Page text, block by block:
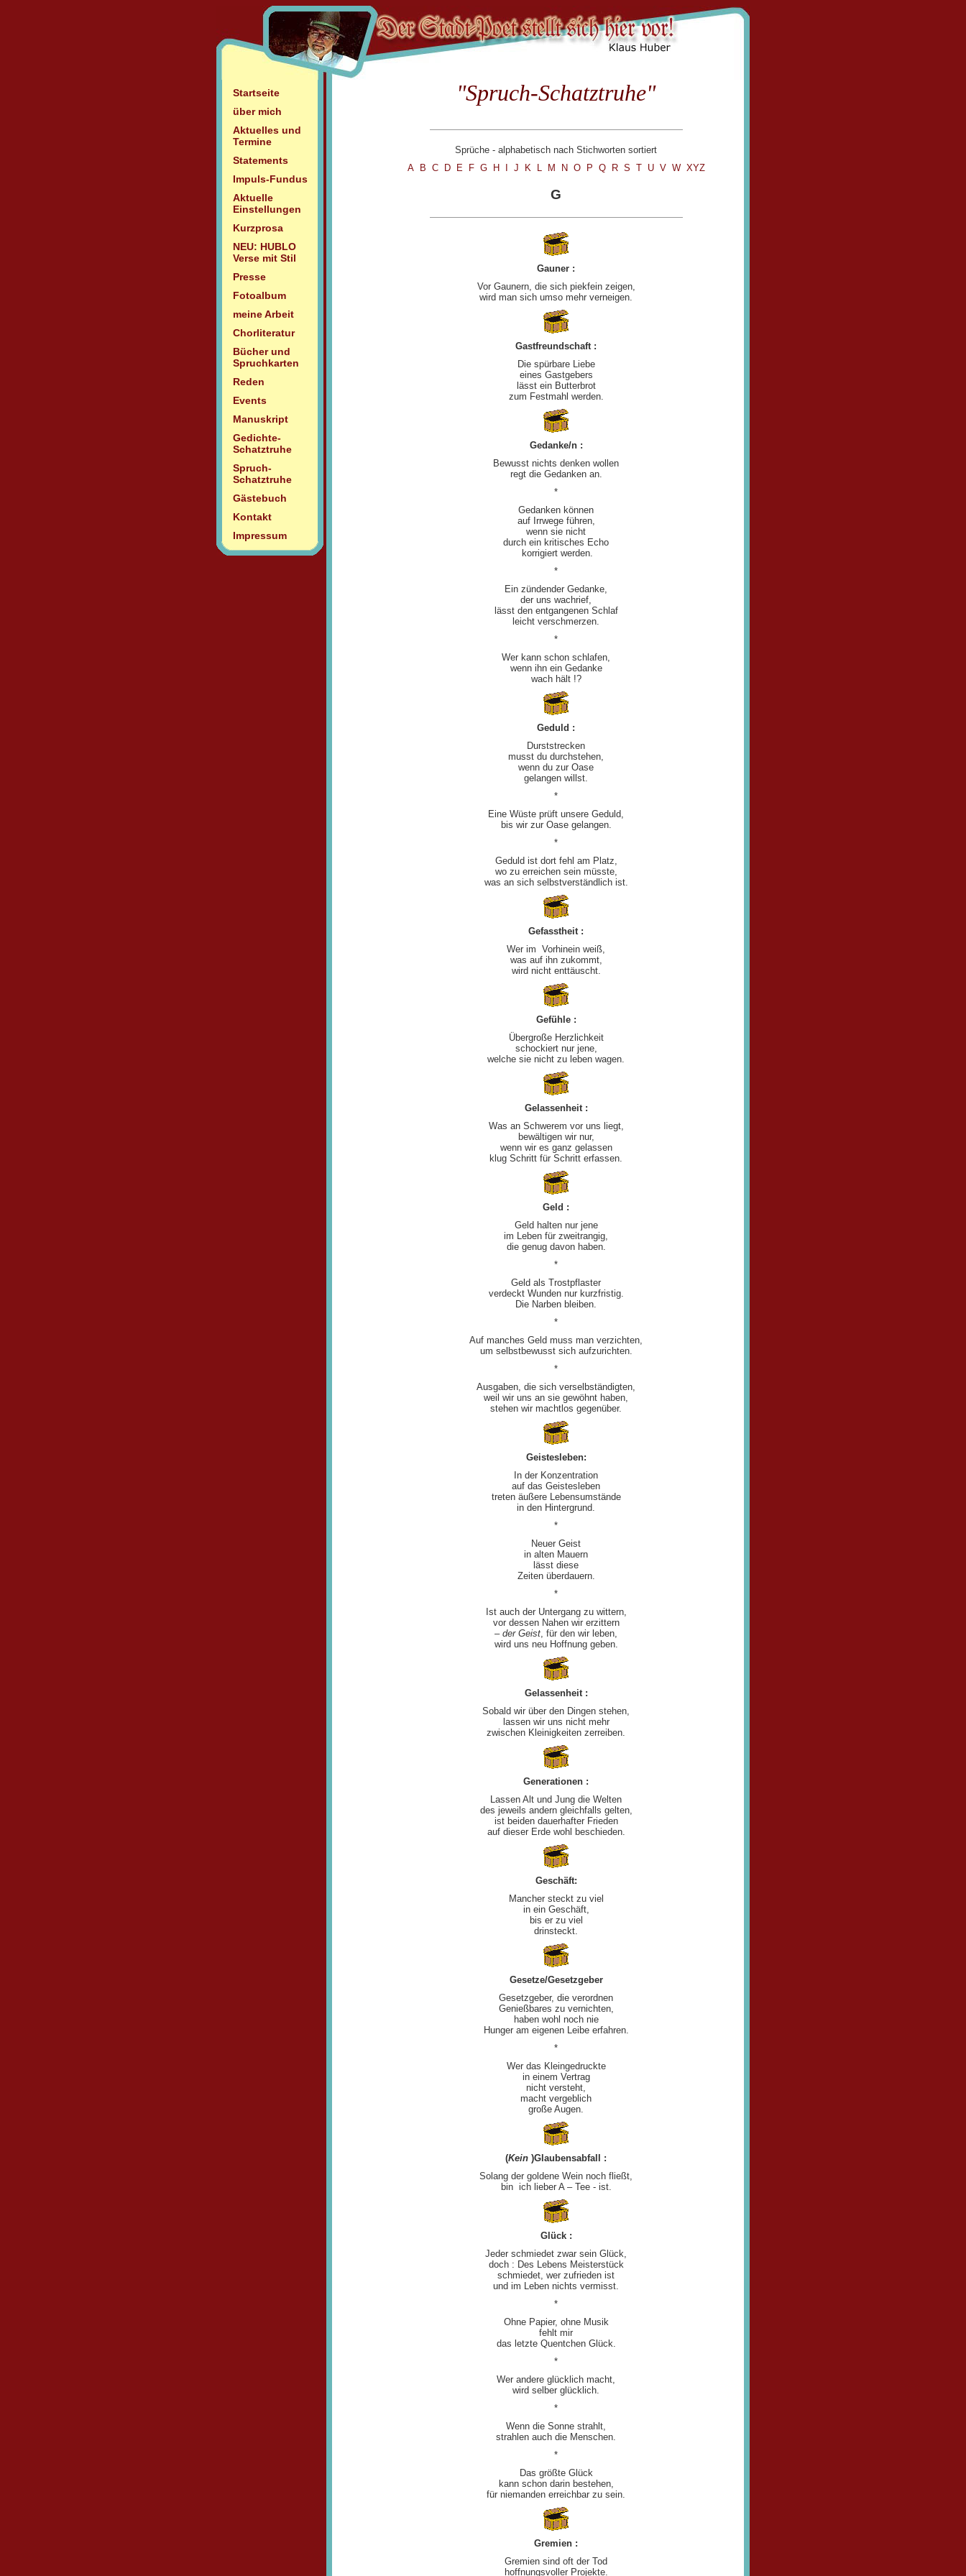
Startseite
über mich
Aktuelles und
Termine
Statements
Impuls-Fundus
Aktuelle
Einstellungen
Kurzprosa
NEU: HUBLO
Verse mit Stil
Presse
Fotoalbum
meine Arbeit
Chorliteratur
Bücher und
Spruchkarten
Reden
Events
Manuskript
Gedichte-
Schatztruhe
Spruch-
Schatztruhe
Gästebuch
Kontakt
Impressum
"Spruch-Schatztruhe"
Sprüche - alphabetisch nach Stichworten sortiert
A
B C D E F G H J K L M N O P Q R S T U V W XYZ
G
Gauner :
Vor Gaunern, die sich piekfein zeigen,
wird man sich umso mehr verneigen.
Gastfreundschaft :
Die spürbare Liebe
eines Gastgebers
lässt ein Butterbrot
zum Festmahl werden.
Gedanke/n :
Bewusst nichts denken wollen
regt die Gedanken an.
*
Gedanken können
auf Irrwege führen,
wenn sie nicht
durch ein kritisches Echo
korrigiert werden.
*
Ein zündender Gedanke,
der uns wachrief,
lässt den entgangenen Schlaf
leicht verschmerzen.
*
Wer kann schon schlafen,
wenn ihn ein Gedanke
wach hält !?
Geduld :
Durststrecken
musst du durchstehen,
wenn du zur Oase
gelangen willst.
*
Eine Wüste prüft unsere Geduld,
bis wir zur Oase gelangen.
*
Geduld ist dort fehl am Platz,
wo zu erreichen sein müsste,
was an sich selbstverständlich ist.
Gefasstheit :
Wer im Vorhinein weiß,
was auf ihn zukommt,
wird nicht enttäuscht.
Gefühle :
Übergroße Herzlichkeit
schockiert nur jene,
welche sie nicht zu leben wagen.
Gelassenheit :
Was an Schwerem vor uns liegt,
bewältigen wir nur,
wenn wir es ganz gelassen
klug Schritt für Schritt erfassen.
Geld :
Geld halten nur jene
im Leben für zweitrangig,
die genug davon haben.
*
Geld als Trostpflaster
verdeckt Wunden nur kurzfristig.
Die Narben bleiben.
*
Auf manches Geld muss man verzichten,
um selbstbewusst sich aufzurichten.
*
Ausgaben, die sich verselbständigten,
weil wir uns an sie gewöhnt haben,
stehen wir machtlos gegenüber.
Geistesleben:
In der Konzentration
auf das Geistesleben
treten äußere Lebensumstände
in den Hintergrund.
*
Neuer Geist
in alten Mauern
lässt diese
Zeiten überdauern.
*
Ist auch der Untergang zu wittern,
vor dessen Nahen wir erzittern
– der Geist , für den wir leben,
wird uns neu Hoffnung geben.
Gelassenheit :
Sobald wir über den Dingen stehen,
lassen wir uns nicht mehr
zwischen Kleinigkeiten zerreiben.
Generationen :
Lassen Alt und Jung die Welten
des jeweils andern gleichfalls gelten,
ist beiden dauerhafter Frieden
auf dieser Erde wohl beschieden.
Geschäft:
Mancher steckt zu viel
in ein Geschäft,
bis er zu viel
drinsteckt.
Gesetze/Gesetzgeber
Gesetzgeber, die verordnen
Genießbares zu vernichten,
haben wohl noch nie
Hunger am eigenen Leibe erfahren.
*
Wer das Kleingedruckte
in einem Vertrag
nicht versteht,
macht vergeblich
große Augen.
(Kein )Glaubensabfall :
Solang der goldene Wein noch fließt,
bin ich lieber A – Tee - ist.
Glück :
Jeder schmiedet zwar sein Glück,
doch : Des Lebens Meisterstück
schmiedet, wer zufrieden ist
und im Leben nichts vermisst.
*
Ohne Papier, ohne Musik
fehlt mir
das letzte Quentchen Glück.
*
Wer andere glücklich macht,
wird selber glücklich.
*
Wenn die Sonne strahlt,
strahlen auch die Menschen.
*
Das größte Glück
kann schon darin bestehen,
für niemanden erreichbar zu sein.
Gremien :
Gremien sind oft der Tod
hoffnungsvoller Projekte.